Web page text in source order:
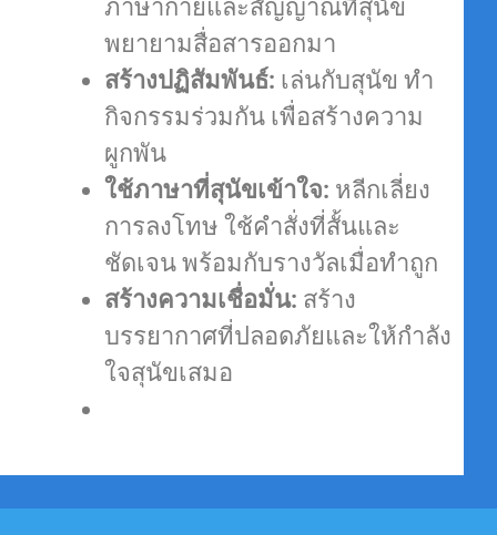
ภาษากายและสัญญาณที่สุนัข
พยายามสื่อสารออกมา
สร้างปฏิสัมพันธ์: เล่นกับสุนัข ทำ
กิจกรรมร่วมกัน เพื่อสร้างความ
ผูกพัน
ใช้ภาษาที่สุนัขเข้าใจ: หลีกเลี่ยง
การลงโทษ ใช้คำสั่งที่สั้นและ
ชัดเจน พร้อมกับรางวัลเมื่อทำถูก
สร้างความเชื่อมั่น: สร้าง
บรรยากาศที่ปลอดภัยและให้กำลัง
ใจสุนัขเสมอ